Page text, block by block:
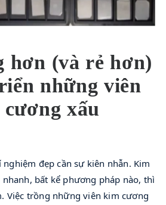
hơn (và rẻ hơn)
những viên
xấu
đẹp cần sự kiên nhẫn. Kim
bất kể phương pháp nào, thì
Việc trồng những viên kim cương